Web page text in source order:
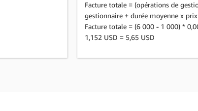
Facture totale = (opérations de
gestionnaire + durée moyenne x
Facture totale = (6 000 - 1 000) *
1,152 USD = 5,65 USD